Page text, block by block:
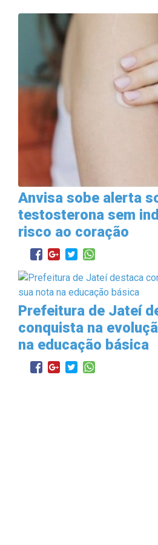
Anvisa sobe alerta
testosterona sem
risco ao coração
Prefeitura de Jateí
conquista na
na educação básica